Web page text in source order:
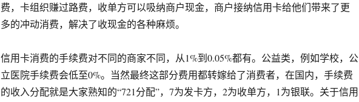
费，卡组织赚过路费，收单方可以吸纳商户现金，商户接纳信用卡给他们带来了更
多的冲动消费，解决了收现金的各种麻烦。
信用卡消费的手续费对不同的商家不同，从1%到0.05%都有。公益类，例如学校，公
立医院手续费会低至0%。当然最终这部分费用都转嫁给了消费者，在国内，手续费
的收入分配就是大家熟知的“721分配”，7为发卡方，2为收单方，1为银联。关于信用